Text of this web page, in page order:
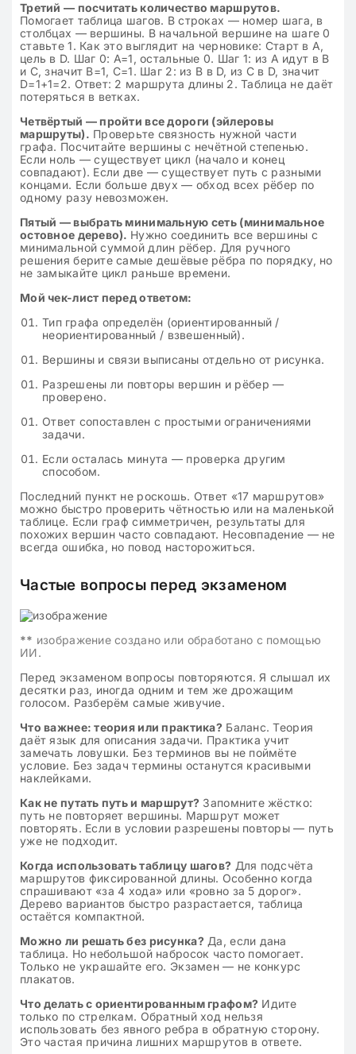
Третий — посчитать количество маршрутов.
Помогает таблица шагов. В строках — номер шага, в
столбцах — вершины. В начальной вершине на шаге 0
ставьте 1. Как это выглядит на черновике: Старт в A,
цель в D. Шаг 0: A=1, остальные 0. Шаг 1: из A идут в B
и C, значит B=1, C=1. Шаг 2: из B в D, из C в D, значит
D=1+1=2. Ответ: 2 маршрута длины 2. Таблица не даёт
потеряться в ветках.
Четвёртый — пройти все дороги (эйлеровы
маршруты). Проверьте связность нужной части
графа. Посчитайте вершины с нечётной степенью.
Если ноль — существует цикл (начало и конец
совпадают). Если две — существует путь с разными
концами. Если больше двух — обход всех рёбер по
одному разу невозможен.
Пятый — выбрать минимальную сеть (минимальное
остовное дерево). Нужно соединить все вершины с
минимальной суммой длин рёбер. Для ручного
решения берите самые дешёвые рёбра по порядку, но
не замыкайте цикл раньше времени.
Мой чек-лист перед ответом:
Тип графа определён (ориентированный /
неориентированный / взвешенный).
Вершины и связи выписаны отдельно от рисунка.
Разрешены ли повторы вершин и рёбер —
проверено.
Ответ сопоставлен с простыми ограничениями
задачи.
Если осталась минута — проверка другим
способом.
Последний пункт не роскошь. Ответ «17 маршрутов»
можно быстро проверить чётностью или на маленькой
таблице. Если граф симметричен, результаты для
похожих вершин часто совпадают. Несовпадение — не
всегда ошибка, но повод насторожиться.
Частые вопросы перед экзаменом
** изображение создано или обработано с помощью
ИИ.
Перед экзаменом вопросы повторяются. Я слышал их
десятки раз, иногда одним и тем же дрожащим
голосом. Разберём самые живучие.
Что важнее: теория или практика? Баланс. Теория
даёт язык для описания задачи. Практика учит
замечать ловушки. Без терминов вы не поймёте
условие. Без задач термины останутся красивыми
наклейками.
Как не путать путь и маршрут? Запомните жёстко:
путь не повторяет вершины. Маршрут может
повторять. Если в условии разрешены повторы — путь
уже не подходит.
Когда использовать таблицу шагов? Для подсчёта
маршрутов фиксированной длины. Особенно когда
спрашивают «за 4 хода» или «ровно за 5 дорог».
Дерево вариантов быстро разрастается, таблица
остаётся компактной.
Можно ли решать без рисунка? Да, если дана
таблица. Но небольшой набросок часто помогает.
Только не украшайте его. Экзамен — не конкурс
плакатов.
Что делать с ориентированным графом? Идите
только по стрелкам. Обратный ход нельзя
использовать без явного ребра в обратную сторону.
Это частая причина лишних маршрутов в ответе.